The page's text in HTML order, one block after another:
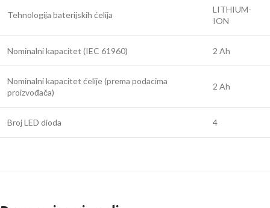
Tehnologija baterijskih ćelija
LITHIUM-
ION
Nominalni kapacitet (IEC 61960) 2 Ah
Nominalni kapacitet ćelije (prema podacima
proizvođača)
2 Ah
Broj LED dioda 4